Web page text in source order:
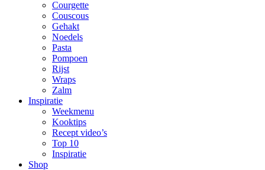
Courgette
Couscous
Gehakt
Noedels
Pasta
Pompoen
Rijst
Wraps
Zalm
Inspiratie
Weekmenu
Kooktips
Recept video’s
Top 10
Inspiratie
Shop